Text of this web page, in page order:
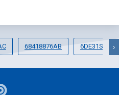
68418876AB 6DE31SZ0AB
›